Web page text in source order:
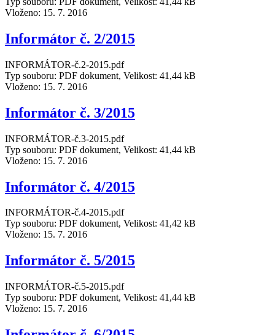
Vloženo: 15. 7. 2016
Informátor č. 2/2015
INFORMÁTOR-č.2-2015.pdf
Typ souboru: PDF dokument, Velikost: 41,44 kB
Vloženo: 15. 7. 2016
Informátor č. 3/2015
INFORMÁTOR-č.3-2015.pdf
Typ souboru: PDF dokument, Velikost: 41,44 kB
Vloženo: 15. 7. 2016
Informátor č. 4/2015
INFORMÁTOR-č.4-2015.pdf
Typ souboru: PDF dokument, Velikost: 41,42 kB
Vloženo: 15. 7. 2016
Informátor č. 5/2015
INFORMÁTOR-č.5-2015.pdf
Typ souboru: PDF dokument, Velikost: 41,44 kB
Vloženo: 15. 7. 2016